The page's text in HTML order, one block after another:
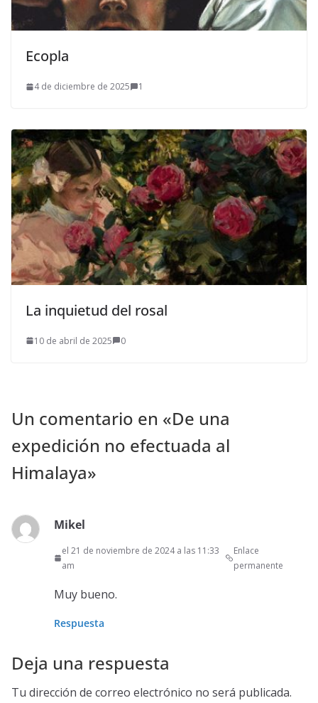
Ecopla
4 de diciembre de 2025 1
La inquietud del rosal
10 de abril de 2025 0
Un comentario en «De una
expedición no efectuada al
Himalaya»
Mikel
el 21 de noviembre de 2024 a las 11:33
am
Enlace
permanente
Muy bueno.
Respuesta
Deja una respuesta
Tu dirección de correo electrónico no será publicada.